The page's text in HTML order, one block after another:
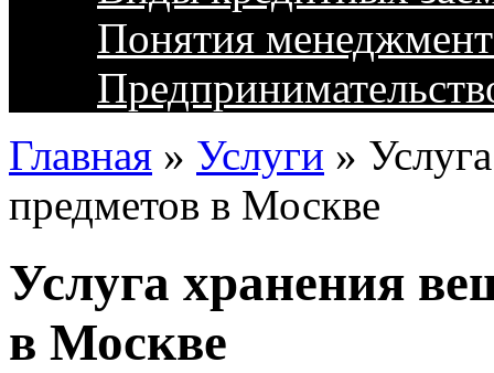
Понятия
Главная » Услуги »
предметов в Москве
Услуга хранения
в Москве